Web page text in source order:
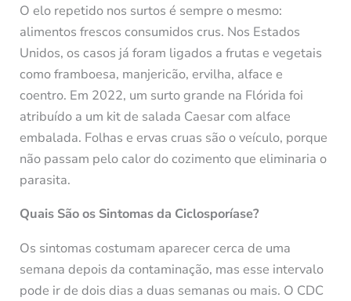
O elo repetido nos surtos é sempre o mesmo:
alimentos frescos consumidos crus. Nos Estados
Unidos, os casos já foram ligados a frutas e vegetais
como framboesa, manjericão, ervilha, alface e
coentro. Em 2022, um surto grande na Flórida foi
atribuído a um kit de salada Caesar com alface
embalada. Folhas e ervas cruas são o veículo, porque
não passam pelo calor do cozimento que eliminaria o
parasita.
Quais São os Sintomas da Ciclosporíase?
Os sintomas costumam aparecer cerca de uma
semana depois da contaminação, mas esse intervalo
pode ir de dois dias a duas semanas ou mais. O CDC